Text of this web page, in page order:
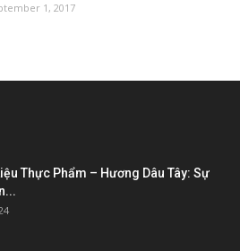
1, 2017
Thực Phẩm – Hương Dâu Tây: Sự